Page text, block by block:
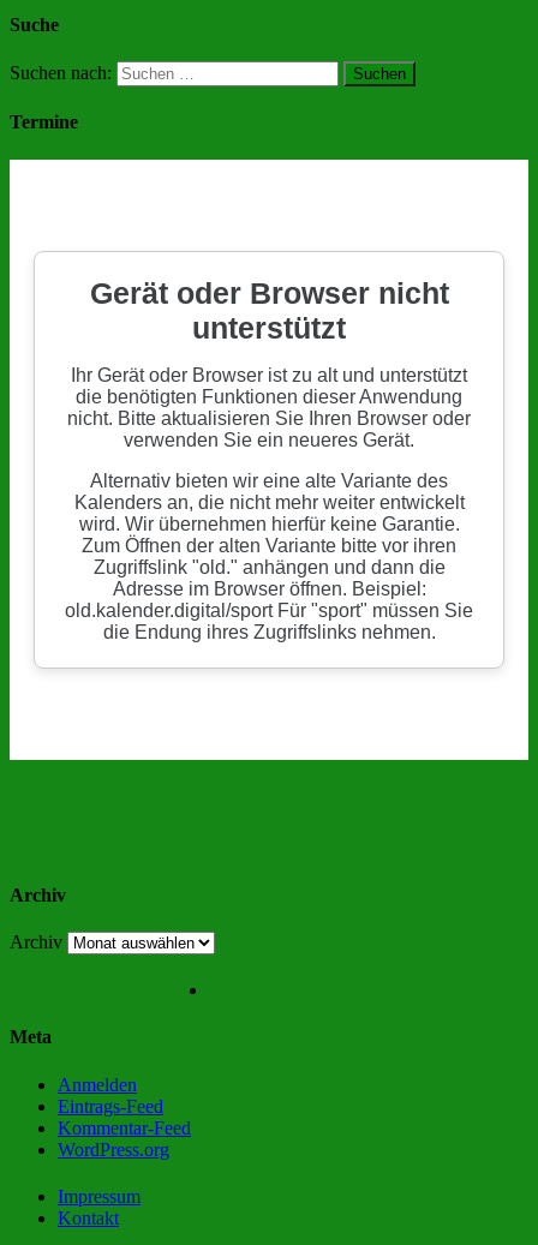
Suche
Suchen nach:
Termine
Archiv
Archiv
Meta
Anmelden
Eintrags-Feed
Kommentar-Feed
WordPress.org
Impressum
Kontakt